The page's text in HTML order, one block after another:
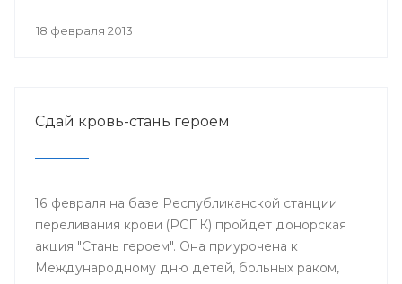
18 февраля 2013
Сдай кровь-стань героем
16 февраля на базе Республиканской станции
переливания крови (РСПК) пройдет донорская
акция "Стань героем". Она приурочена к
Международному дню детей, больных раком,